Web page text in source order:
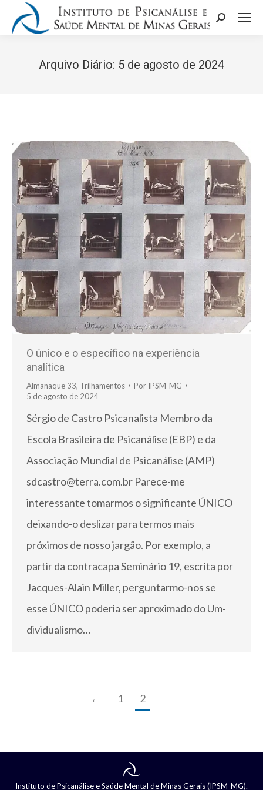
Search:
Arquivo Diário: 5 de agosto de 2024
O único e o específico na experiência
analítica
Almanaque 33, Trilhamentos Por IPSM-MG
5 de agosto de 2024
Sérgio de Castro Psicanalista Membro da
Escola Brasileira de Psicanálise (EBP) e da
Associação Mundial de Psicanálise (AMP)
sdcastro@terra.com.br Parece-me
interessante tomarmos o significante ÚNICO
deixando-o deslizar para termos mais
próximos de nosso jargão. Por exemplo, a
partir da contracapa Seminário 19, escrita por
Jacques-Alain Miller, perguntarmo-nos se
esse ÚNICO poderia ser aproximado do Um-
dividualismo…
← 1 2
Instituto de Psicanálise e Saúde Mental de Minas Gerais (IPSM-MG).